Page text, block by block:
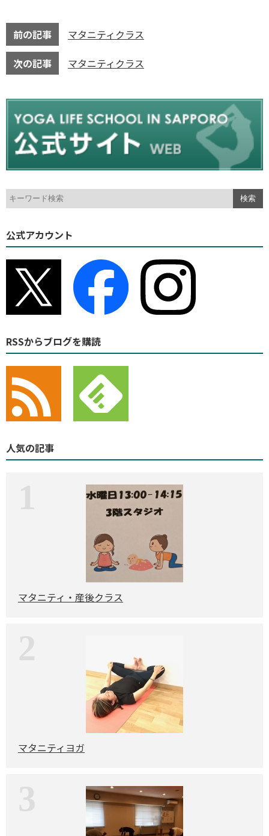
前の記事
マタニティクラス
次の記事
マタニティクラス
公式アカウント
RSSからブログを購読
人気の記事
マタニティ・産後クラス
マタニティヨガ